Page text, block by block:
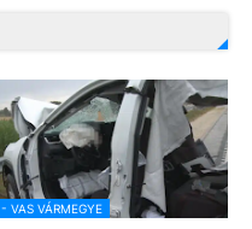
- VAS VÁRMEGYE